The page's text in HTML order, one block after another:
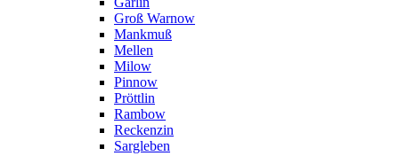
Groß Warnow
Mankmuß
Mellen
Milow
Pinnow
Pröttlin
Rambow
Reckenzin
Sargleben